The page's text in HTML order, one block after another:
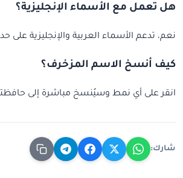
هل تعمل مع الأسماء الإنجليزية؟
نعم، تدعم الأسماء العربية والإنجليزية على
كيف أنسخ الاسم المزخرف؟
انقر على أي نمط وسيُنسخ مباشرة إلى
شارك: